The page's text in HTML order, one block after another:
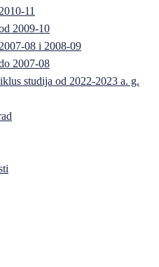
11
2009-10
08 i 2008-09
2007-08
studija od 2022-2023 a. g.